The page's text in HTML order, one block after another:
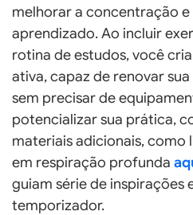
melhorar a concentração
aprendizado. Ao incluir
rotina de estudos, você
ativa, capaz de renovar
sem precisar de
potencializar sua prática,
materiais adicionais, como
em respiração profunda
guiam série de inspirações
temporizador.